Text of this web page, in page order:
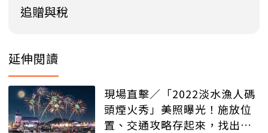
追贈與稅
延伸閱讀
現場直擊／「2022淡水漁人碼
頭煙火秀」美照曝光！施放位
置、交通攻略存起來，找出最